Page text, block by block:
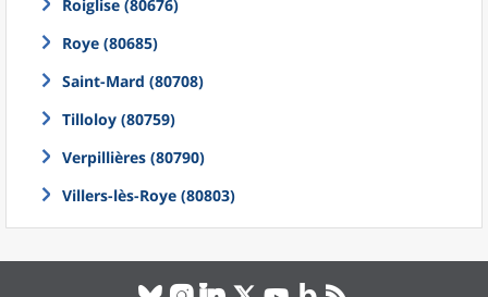
Roiglise (80676)
Roye (80685)
Saint-Mard (80708)
Tilloloy (80759)
Verpillières (80790)
Villers-lès-Roye (80803)